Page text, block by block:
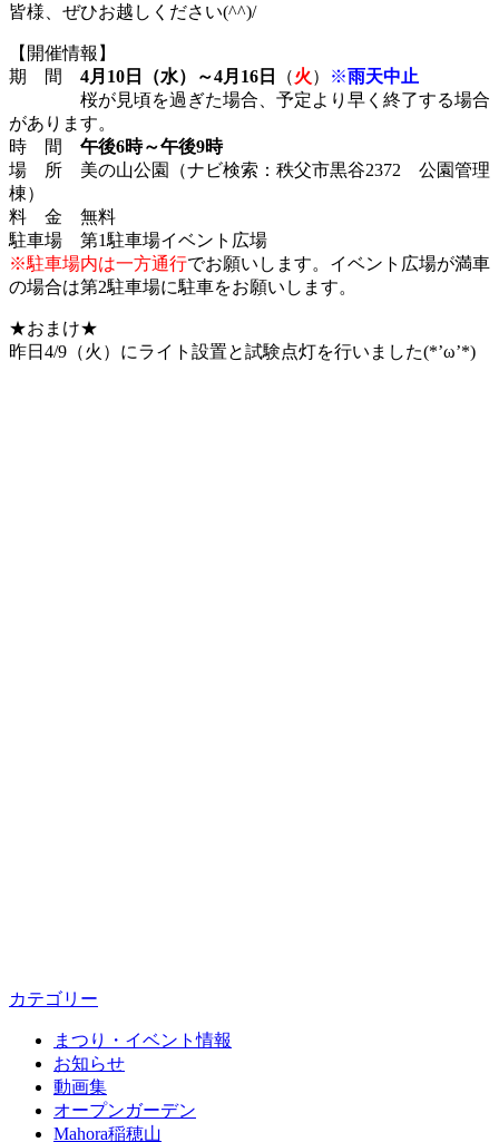
皆様、ぜひお越しください(^^)/
【開催情報】
期 間 4月10日（水）～4月16日 （火） ※雨天中止
桜が見頃を過ぎた場合、予定より早く終了する場合
があります。
時 間 午後6時～午後9時
場 所 美の山公園（ナビ検索：秩父市黒谷2372 公園管理
棟）
料 金 無料
駐車場 第1駐車場イベント広場
※駐車場内は一方通行でお願いします。イベント広場が満車
の場合は第2駐車場に駐車をお願いします。
★おまけ★
昨日4/9（火）にライト設置と試験点灯を行いました(*’ω’*)
カテゴリー
まつり・イベント情報
お知らせ
動画集
オープンガーデン
Mahora稲穂山